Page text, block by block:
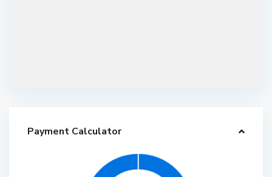
Payment Calculator